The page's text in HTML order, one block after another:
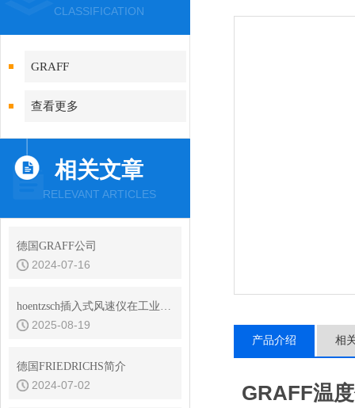
CLASSIFICATION
GRAFF
查看更多
相关文章
RELEVANT ARTICLES
德国GRAFF公司
2024-07-16
hoentzsch插入式风速仪在工业应用中的重要性与优势
2025-08-19
德国FRIEDRICHS简介
2024-07-02
产品介绍 相
GRAFF温